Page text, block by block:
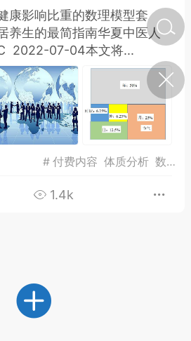
购买【理肺清瘟膏】
正护络膏】？
行、营卫通：内经视角
脾胃调养要义
康影响比重的数理模型套
养生的最简指南华夏中医人
2022-07-04本文将...
#付费内容 体质分析 数据模型
1.4k